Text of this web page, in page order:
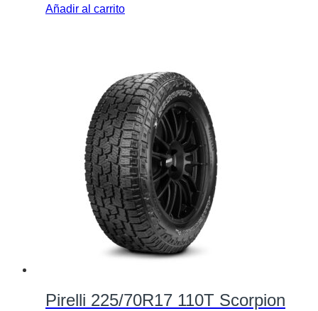
Añadir al carrito
Pirelli 225/70R17 110T Scorpion